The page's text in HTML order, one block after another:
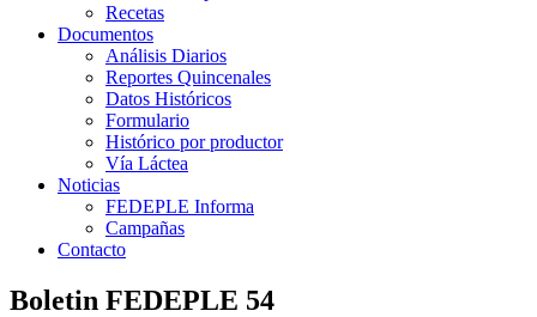
Recetas
Documentos
Análisis Diarios
Reportes Quincenales
Datos Históricos
Formulario
Histórico por productor
Vía Láctea
Noticias
FEDEPLE Informa
Campañas
Contacto
Boletin FEDEPLE 54